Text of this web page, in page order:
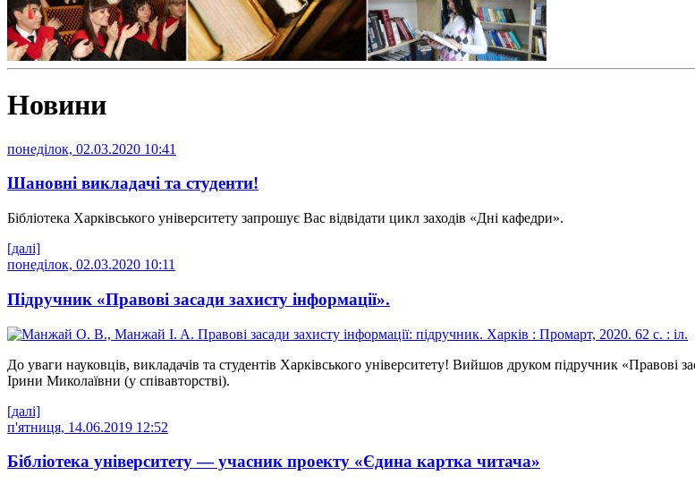
Новини
понеділок, 02.03.2020 10:41
Шановні викладачі та студенти!
Бібліотека Харківського університету запрошує Вас відвідати цикл заходів «Дні кафедри».
[далі]
понеділок, 02.03.2020 10:11
Підручник «Правові засади захисту інформації».
До уваги науковців, викладачів та студентів Харківського університету! Вийшов друком підручник «Правові
Ірини Миколаївни (у співавторстві).
[далі]
п'ятниця, 14.06.2019 12:52
Бібліотека університету — учасник проекту «Єдина картка читача»